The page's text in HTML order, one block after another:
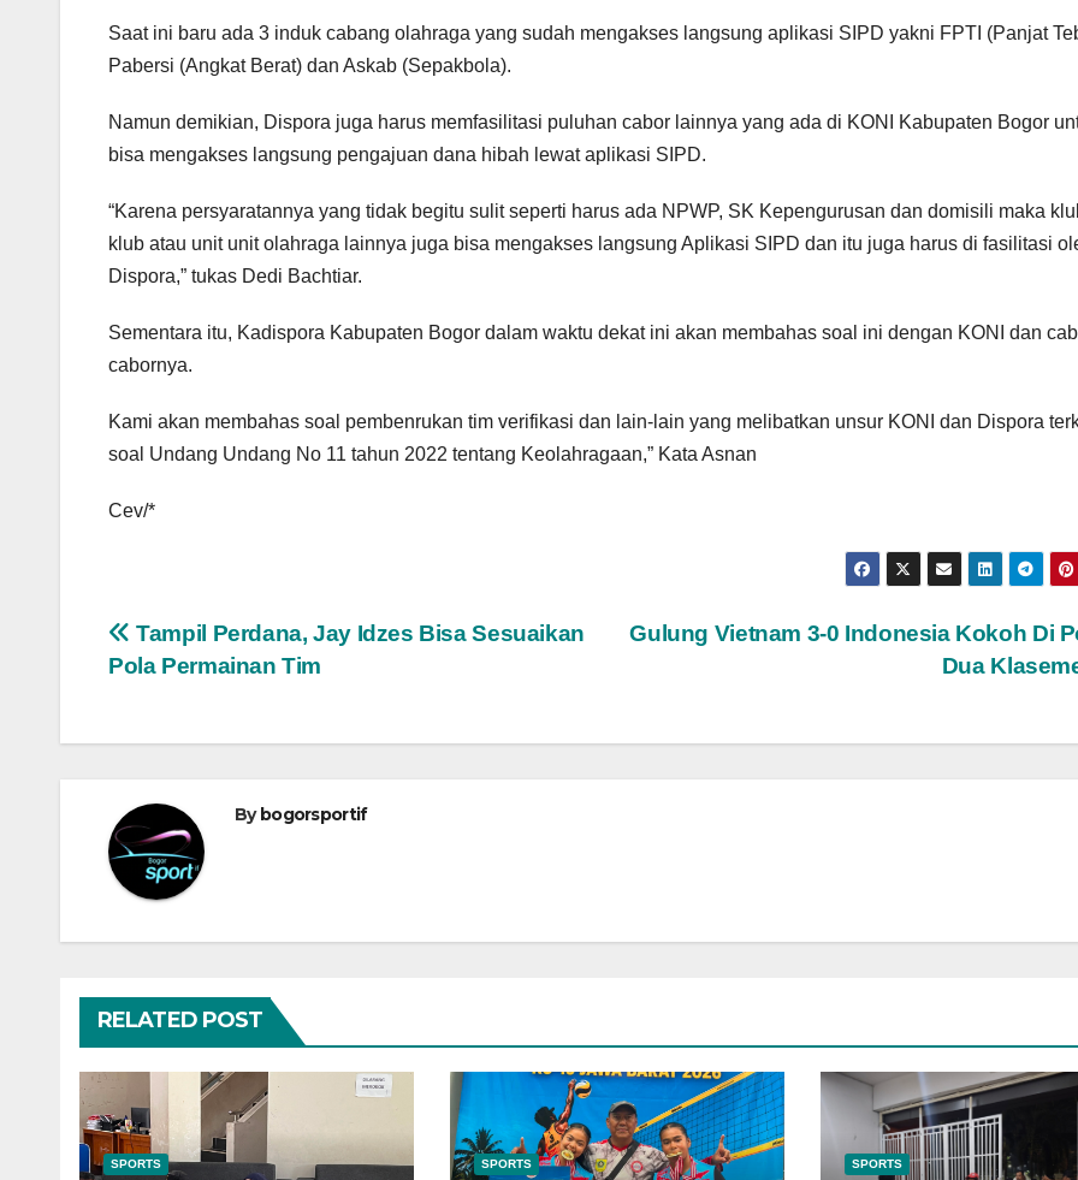
Saat ini baru ada 3 induk cabang olahraga yang sudah mengakses langsung aplikasi SIPD yakni FPTI (Panjat
Pabersi (Angkat Berat) dan Askab (Sepakbola).
Namun demikian, Dispora juga harus memfasilitasi puluhan cabor lainnya yang ada di KONI Kabupaten Bogor
bisa mengakses langsung pengajuan dana hibah lewat aplikasi SIPD.
“Karena persyaratannya yang tidak begitu sulit seperti harus ada NPWP, SK Kepengurusan dan domisili maka
klub atau unit unit olahraga lainnya juga bisa mengakses langsung Aplikasi SIPD dan itu juga harus di fasilitasi
Dispora,” tukas Dedi Bachtiar.
Sementara itu, Kadispora Kabupaten Bogor dalam waktu dekat ini akan membahas soal ini dengan KONI dan
cabornya.
Kami akan membahas soal pembenrukan tim verifikasi dan lain-lain yang melibatkan unsur KONI dan Dispora
soal Undang Undang No 11 tahun 2022 tentang Keolahragaan,” Kata Asnan
Cev/*
Navigasi
Gulung Vietnam 3-0 Indonesia Kokoh Di
Dua
Tampil Perdana, Jay Idzes Bisa Sesuaikan
Pola Permainan Tim
Bybogorsportif
RELATED POST
SPORTS SPORTS SPORTS